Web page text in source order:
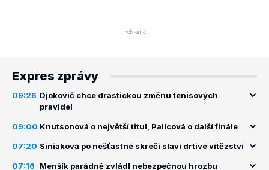
Expres zprávy
09:26 Djokovič chce drastickou změnu tenisových
pravidel
09:00 Knutsonová o největší titul, Palicová o další finále
07:20 Siniaková po nešťastné skreči slaví drtivé vítězství
07:16 Menšík parádně zvládl nebezpečnou hrozbu